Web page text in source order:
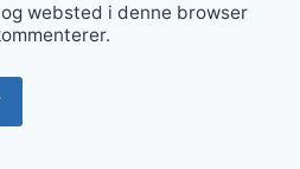
websted i denne browser